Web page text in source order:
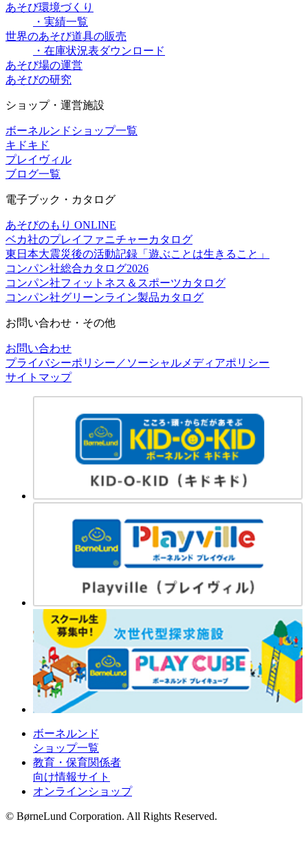
あそび環境づくり
・実績一覧
世界のあそび道具の販売
・在庫状況表ダウンロード
あそび場の運営
あそびの研究
ショップ・運営施設
ボーネルンドショップ一覧
キドキド
プレイヴィル
ブログ一覧
電子ブック・カタログ
あそびのもり ONLINE
ベカ社のプレイファニチャーカタログ
東日本大震災後の活動記録「遊ぶことは生きること」
コンパン社総合カタログ2026
コンパン社フィットネス＆スポーツカタログ
コンパン社グリーンライン製品カタログ
お問い合わせ・その他
お問い合わせ
プライバシーポリシー／ソーシャルメディアポリシー
サイトマップ
ボーネルンド
ショップ一覧
教育・保育関係者
向け情報サイト
オンラインショップ
© BørneLund Corporation. All Rights Reserved.